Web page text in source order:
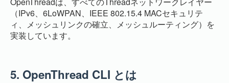
（IPv6、6LoWPAN、IEEE 802.15.4 MACセキュリテ
ィ、メッシュリンクの確立、メッシュルーティング）を
実装しています。
5. OpenThread CLI とは